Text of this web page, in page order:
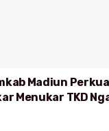
Madiun
Menukar TKD